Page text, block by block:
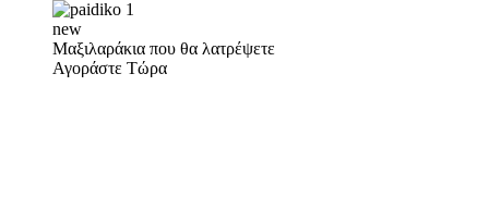
new
Μαξιλαράκια που θα λατρέψετε
Αγοράστε Τώρα